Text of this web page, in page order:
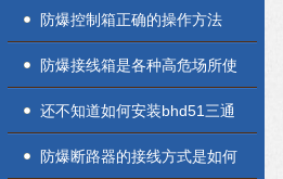
要
故障时可以这样去解决
防爆控制箱正确的操作方法
防爆接线箱是各种高危场所使
用的特殊设备
还不知道如何安装bhd51三通
防爆接线盒？进来看
防爆断路器的接线方式是如何